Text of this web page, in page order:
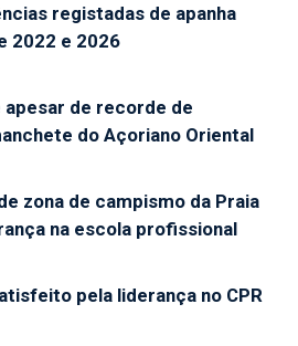
registadas de apanha
2022 e 2026
de recorde de
do Açoriano Oriental
zona de campismo da Praia
na escola profissional
pela liderança no CPR